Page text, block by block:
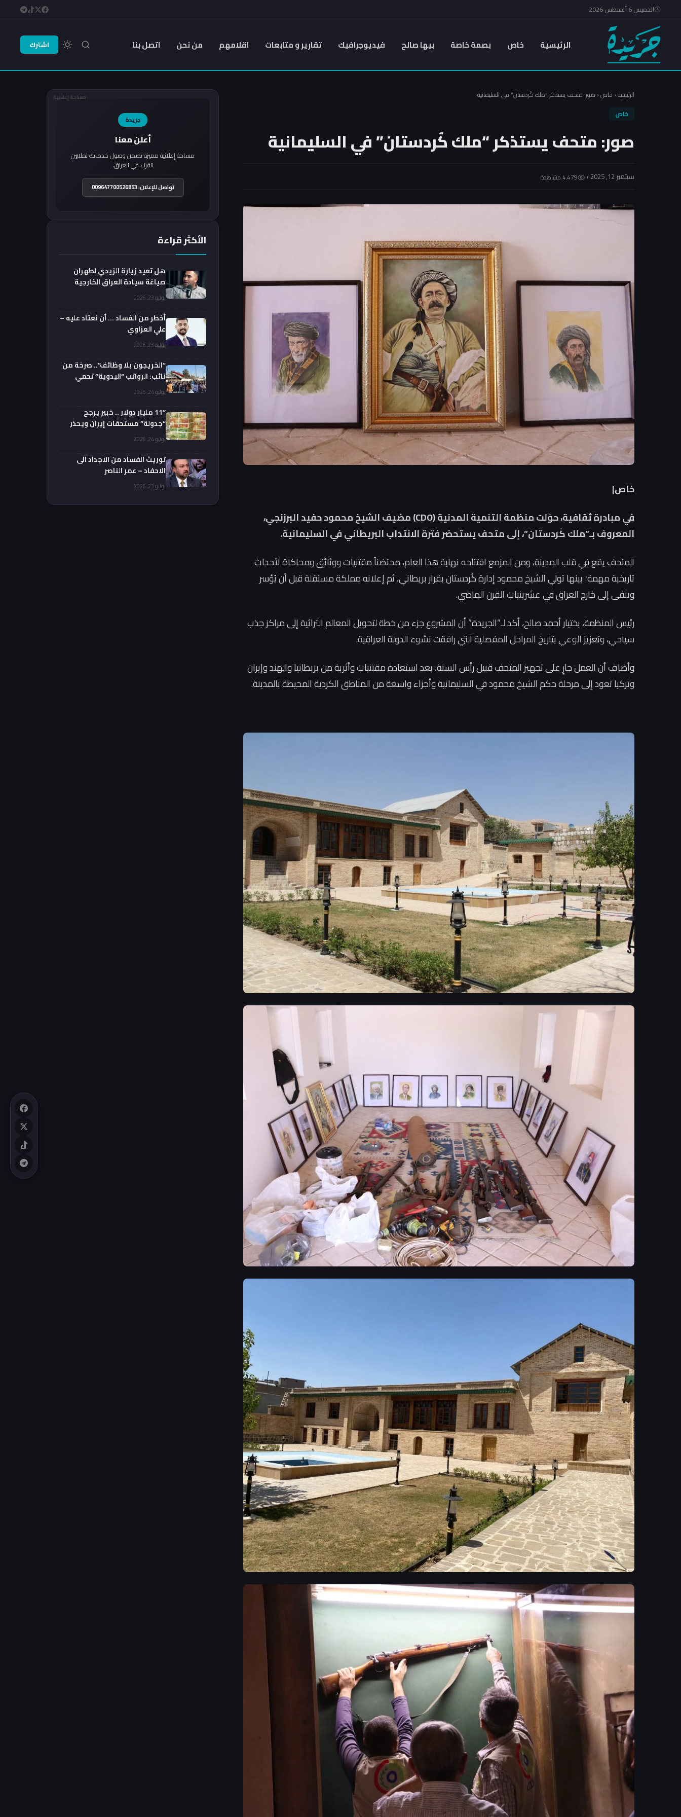
الخميس 6 أغسطس 2026
الرئيسية خاص بصمة خاصة بيها صالح فيديوجرافيك تقارير و متابعات اقلامهم من نحن اتصل بنا اشترك
الرئيسية‹ خاص‹ صور: متحف يستذكر “ملك كُردستان” في السليمانية
خاص
صور: متحف يستذكر “ملك كُردستان” في السليمانية
سبتمبر 12, 2025 • 4٬479 مشاهدة
خاص|
في مبادرة ثقافية، حوّلت منظمة التنمية المدنية (CDO) مضيف الشيخ محمود حفيد البرزنجي،
المعروف بـ”ملك كُردستان”، إلى متحف يستحضر فترة الانتداب البريطاني في السليمانية.
المتحف يقع في قلب المدينة، ومن المزمع افتتاحه نهاية هذا العام، محتضناً مقتنيات ووثائق ومحاكاة لأحداث
تاريخية مهمة؛ بينها تولي الشيخ محمود إدارة كُردستان بقرار بريطاني، ثم إعلانه مملكة مستقلة قبل أن يُؤسر
وينفى إلى خارج العراق في عشرينيات القرن الماضي.
رئيس المنظمة، بختيار أحمد صالح، أكد لـ”الجريدة” أن المشروع جزء من خطة لتحويل المعالم التراثية إلى مراكز جذب
سياحي، وتعزيز الوعي بتاريخ المراحل المفصلية التي رافقت نشوء الدولة العراقية.
وأضاف أن العمل جارٍ على تجهيز المتحف قبيل رأس السنة، بعد استعادة مقتنيات وأثرية من بريطانيا والهند وإيران
وتركيا تعود إلى مرحلة حكم الشيخ محمود في السليمانية وأجزاء واسعة من المناطق الكردية المحيطة بالمدينة.
مساحة إعلانية
جريدة
أعلن معنا
مساحة إعلانية مميزة تضمن وصول خدماتك لملايين
القراء في العراق.
تواصل للإعلان: 009647700526853
الأكثر قراءة
هل تعيد زيارة الزيدي لطهران
صياغة سيادة العراق الخارجية
فعليا؟.. باحث يوضحيوليو 23, 2026
أخطر من الفساد … أن نعتاد عليه –
علي العزاوي
يوليو 23, 2026
“الخريجون بلا وظائف”.. صرخة من
نائب: الرواتب “اليدوية” تحمي
الفضائيين!يوليو 24, 2026
“11 مليار دولار .. خبير يرجح
“جدولة” مستحقات إيران ويحذر
من السداد الفورييوليو 24, 2026
توريث الفساد من الاجداد الى
الاحفاد – عمر الناصر
يوليو 23, 2026